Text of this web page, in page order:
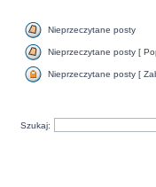
Nieprzeczytane posty
Nieprzeczytane posty [
Nieprzeczytane posty [
Szukaj: